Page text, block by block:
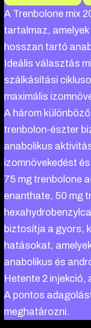
A Trenbolone mix
tartalmaz,
hosszan tartó
Ideális választás
szálkásítási
maximális
A három
trenbolon-észter
anabolikus
izomnövekedést
75 mg trenbolone
enanthate, 50 mg
biztosítja a gyors,
hatásokat,
anabolikus és
Hetente 2 injekció,
A pontos
meghatározni.